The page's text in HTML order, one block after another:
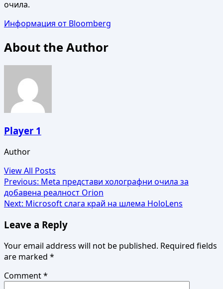
очила.
Информация от Bloomberg
About the Author
Player 1
Author
View All Posts
Post
navigation
Previous: Meta представи холографни очила за
добавена реалност Orion
Next: Microsoft слага край на шлема HoloLens
Leave a Reply
Your email address will not be published. Required fields
are marked *
Comment*